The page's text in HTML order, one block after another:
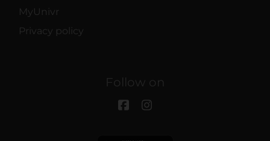
MyUnivr
Privacy policy
Follow on